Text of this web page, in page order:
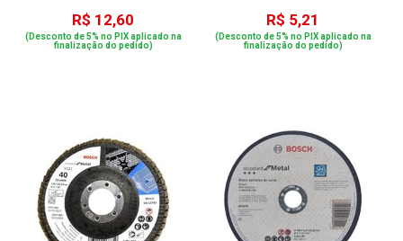
R$ 12,60
(Desconto de 5% no PIX aplicado na
finalização do pedido)
R$ 5,21
(Desconto de 5% no PIX aplicado na
finalização do pedido)